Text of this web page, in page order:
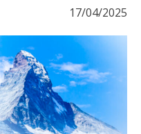
17/04/2025